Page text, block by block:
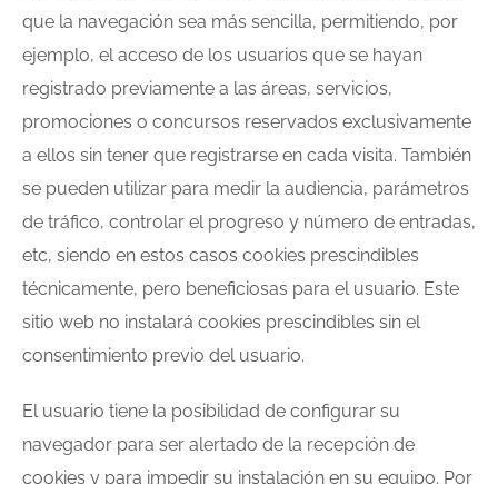
que la navegación sea más sencilla, permitiendo, por
ejemplo, el acceso de los usuarios que se hayan
registrado previamente a las áreas, servicios,
promociones o concursos reservados exclusivamente
a ellos sin tener que registrarse en cada visita. También
se pueden utilizar para medir la audiencia, parámetros
de tráfico, controlar el progreso y número de entradas,
etc, siendo en estos casos cookies prescindibles
técnicamente, pero beneficiosas para el usuario. Este
sitio web no instalará cookies prescindibles sin el
consentimiento previo del usuario.
El usuario tiene la posibilidad de configurar su
navegador para ser alertado de la recepción de
cookies y para impedir su instalación en su equipo. Por